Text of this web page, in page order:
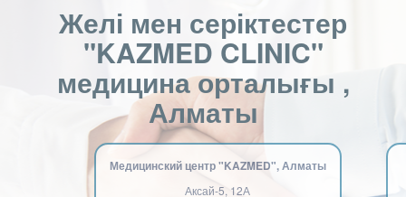
Желі мен серіктестер
"KAZMED CLINIC"
медицина орталығы ,
Алматы
Медицинский центр "KAZMED", Алматы
Аксай-5, 12А